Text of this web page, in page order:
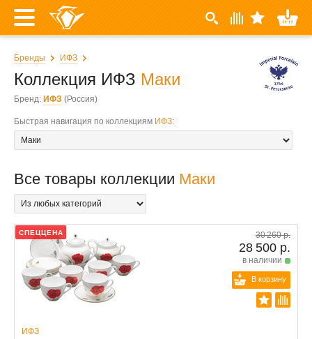
Бренды ИФЗ
Коллекция ИФЗ Маки
Бренд: ИФЗ (Россия)
Быстрая навигация по коллекциям ИФЗ:
Все товары коллекции Маки
СПЕЦЦЕНА 30 260 р.
28 500 р.
в наличии
В корзину
ИФЗ